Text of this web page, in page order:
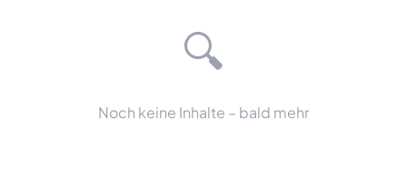
🔍
Noch keine Inhalte – bald mehr